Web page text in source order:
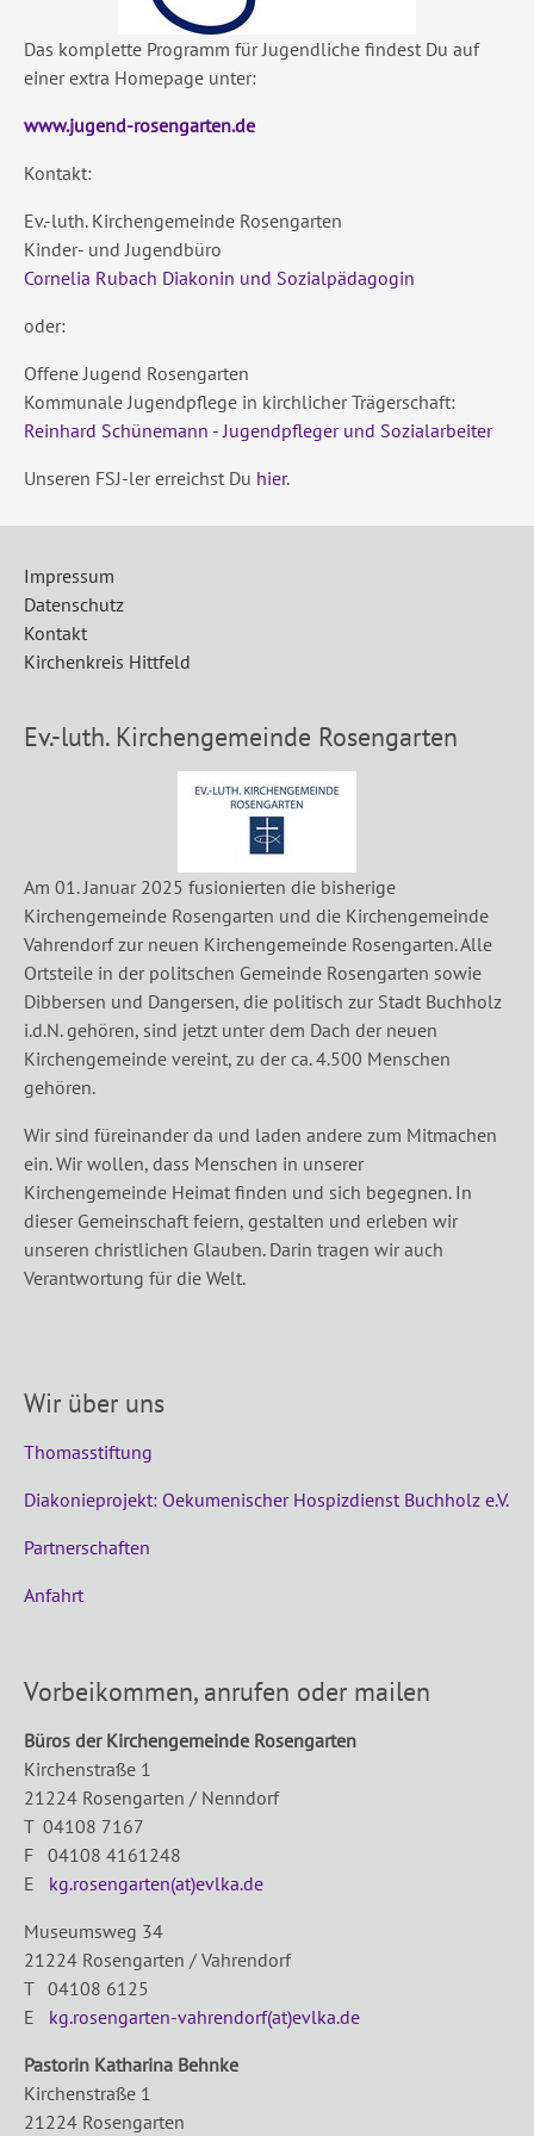
Das komplette Programm für Jugendliche findest Du auf
einer extra Homepage unter:
www.jugend-rosengarten.de
Kontakt:
Ev.-luth. Kirchengemeinde Rosengarten
Kinder- und Jugendbüro
Cornelia Rubach Diakonin und Sozialpädagogin
oder:
Offene Jugend Rosengarten
Kommunale Jugendpflege in kirchlicher Trägerschaft:
Reinhard Schünemann - Jugendpfleger und Sozialarbeiter
Unseren FSJ-ler erreichst Du hier.
Impressum
Datenschutz
Kontakt
Kirchenkreis Hittfeld
Ev.-luth. Kirchengemeinde Rosengarten
Am 01. Januar 2025 fusionierten die bisherige
Kirchengemeinde Rosengarten und die Kirchengemeinde
Vahrendorf zur neuen Kirchengemeinde Rosengarten. Alle
Ortsteile in der politschen Gemeinde Rosengarten sowie
Dibbersen und Dangersen, die politisch zur Stadt Buchholz
i.d.N. gehören, sind jetzt unter dem Dach der neuen
Kirchengemeinde vereint, zu der ca. 4.500 Menschen
gehören.
Wir sind füreinander da und laden andere zum Mitmachen
ein. Wir wollen, dass Menschen in unserer
Kirchengemeinde Heimat finden und sich begegnen. In
dieser Gemeinschaft feiern, gestalten und erleben wir
unseren christlichen Glauben. Darin tragen wir auch
Verantwortung für die Welt.
Wir über uns
Thomasstiftung
Diakonieprojekt: Oekumenischer Hospizdienst Buchholz e.V.
Partnerschaften
Anfahrt
Vorbeikommen, anrufen oder mailen
Büros der Kirchengemeinde Rosengarten
Kirchenstraße 1
21224 Rosengarten / Nenndorf
T 04108 7167
F 04108 4161248
E kg.rosengarten(at)evlka.de
Museumsweg 34
21224 Rosengarten / Vahrendorf
T 04108 6125
E kg.rosengarten-vahrendorf(at)evlka.de
Pastorin Katharina Behnke
Kirchenstraße 1
21224 Rosengarten